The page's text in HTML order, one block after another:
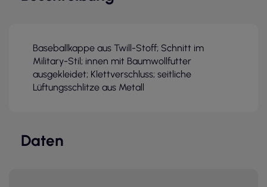
Baseballkappe aus Twill-Stoff; Schnitt im
Military-Stil; innen mit Baumwollfutter
ausgekleidet; Klettverschluss; seitliche
Lüftungsschlitze aus Metall
Daten